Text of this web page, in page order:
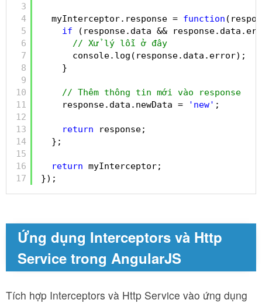
3
4
5
6
7
8
9
10
11
12
13
14
15
16
17
myInterceptor.response = function
if
(response.data &&
// Xử lý lỗi ở đây
console.log(response.data.error);
}
// Thêm thông tin mới vào response
response.data.newData =
'new' ;
return
response;
};
return myInterceptor;
});
Ứng dụng Interceptors và Http
Service trong AngularJS
Tích hợp Interceptors và Http Service vào ứng dụng